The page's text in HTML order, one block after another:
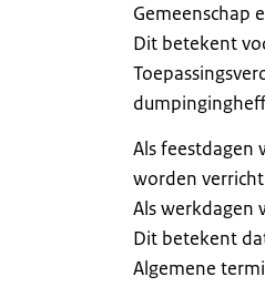
Gemeenschap
Dit betekent
Als feestdagen
worden
Als werkdagen
Dit betekent
Algemene